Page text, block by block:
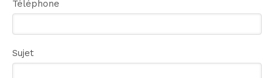
Téléphone
Sujet